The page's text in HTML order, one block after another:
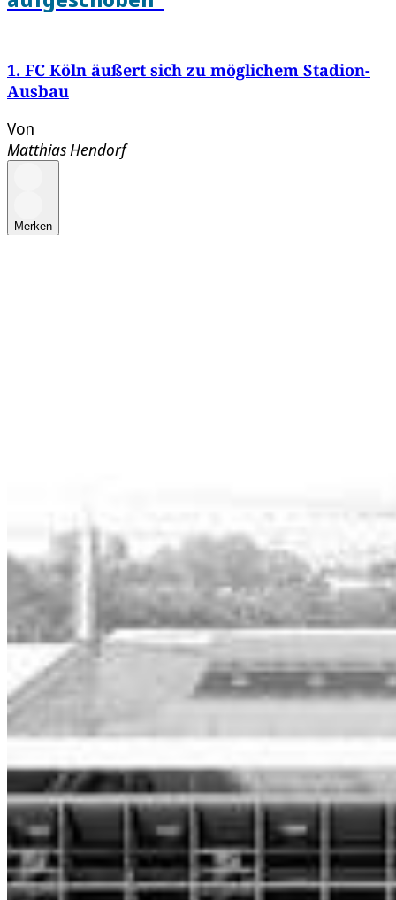
1. FC Köln äußert sich zu möglichem Stadion-
Ausbau
Von
Matthias Hendorf
Merken